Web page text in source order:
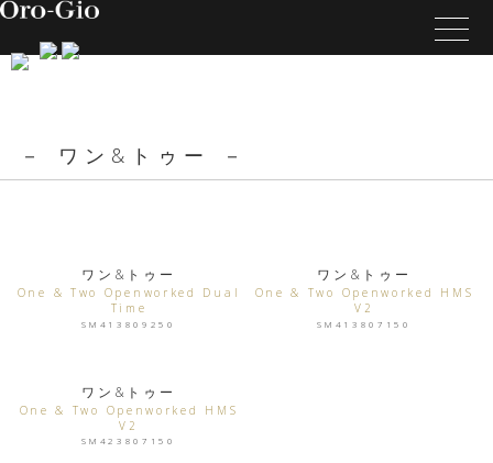
－ ワン&トゥー －
ワン&トゥー
One & Two Openworked Dual
Time
SM413809250
ワン&トゥー
One & Two Openworked HMS
V2
SM413807150
ワン&トゥー
One & Two Openworked HMS
V2
SM423807150